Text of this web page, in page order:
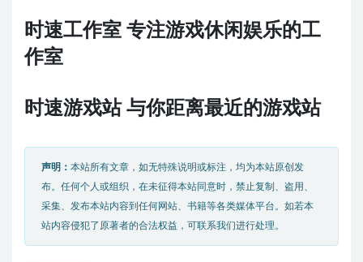
时速工作室 专注游戏休闲娱乐的工
作室
时速游戏站 与你距离最近的游戏站
声明： 本站所有文章，如无特殊说明或标注，均为本站原创发
布。任何个人或组织，在未征得本站同意时，禁止复制、盗用、
采集、发布本站内容到任何网站、书籍等各类媒体平台。如若本
站内容侵犯了原著者的合法权益，可联系我们进行处理。